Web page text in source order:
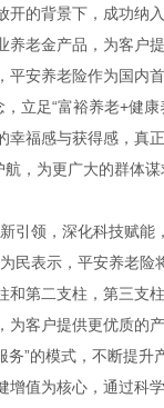
开的背景下，成功
老金产品，为客户
安养老险作为国内
立足“富裕养老+健
福感与获得感，真
，为更广大的群体
领，深化科技赋能
民表示，平安养老
第二支柱，第三支
为客户提供更优质的
的模式，不断提升
值为核心，通过科